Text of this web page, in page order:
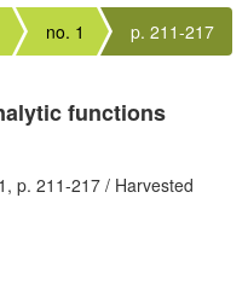
no. 1 p. 211-217
functions
p. 211-217 / Harvested